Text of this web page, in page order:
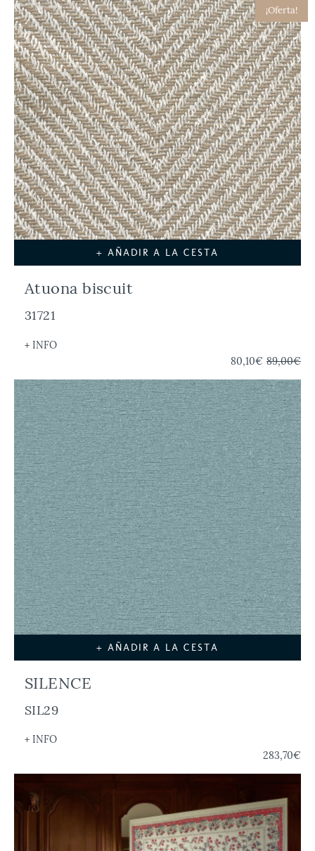
¡Oferta!
+ AÑADIR A LA CESTA
Atuona biscuit
31721
+ INFO
80,10€ 89,00€
+ AÑADIR A LA CESTA
SILENCE
SIL29
+ INFO
283,70€